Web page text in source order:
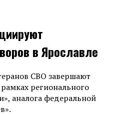
в Ярославле
СВО завершают
регионального
аналога федеральной